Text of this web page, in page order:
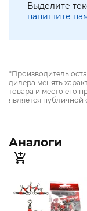
Выделите
напишите
*Производитель
дилера менять
товара и место его
является публичной
Аналоги